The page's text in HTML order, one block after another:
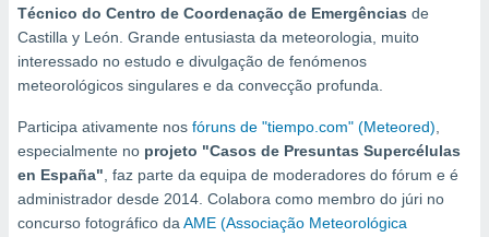
para
as
fornecidas
a este
e
forma
Técnico do Centro de Coordenação de Emergências de
Castilla y León. Grande entusiasta da meteorologia, muito
interessado no estudo e divulgação de fenómenos
meteorológicos singulares e da convecção profunda.
Participa ativamente nos fóruns de "tiempo.com" (Meteored)
especialmente no projeto "Casos de Presuntas Supercélulas
en España" , faz parte da equipa de moderadores do fórum e é
administrador desde 2014. Colabora como membro do júri no
concurso fotográfico da AME (Associação Meteorológica